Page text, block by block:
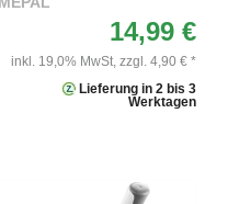
14,99 €
inkl. 19,0% MwSt, zzgl. 4,90 € *
Lieferung in 2 bis 3
Werktagen